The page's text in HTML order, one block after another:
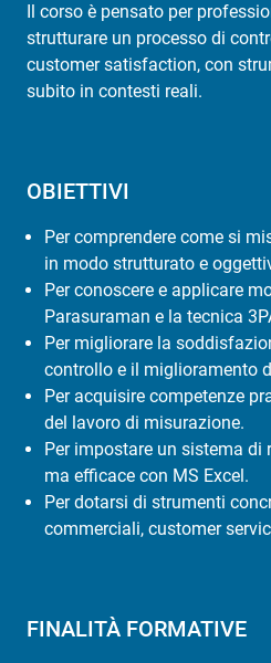
Il corso è pensato per
strutturare un processo di
customer satisfaction, con
subito in contesti reali.
OBIETTIVI
Per comprendere come si
in modo strutturato e
Per conoscere e applicare
Parasuraman e la tecnica
Per migliorare la
controllo e il miglioramento
Per acquisire competenze
del lavoro di misurazione.
Per impostare un sistema di
ma efficace con MS Excel.
Per dotarsi di strumenti
commerciali, customer
FINALITÀ FORMATIVE